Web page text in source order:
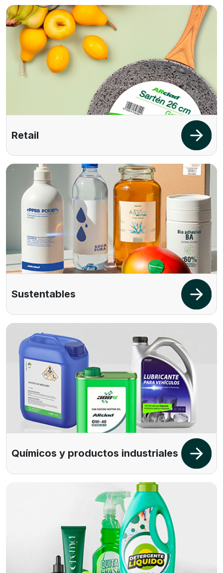
Retail
Sustentables
Químicos y productos industriales